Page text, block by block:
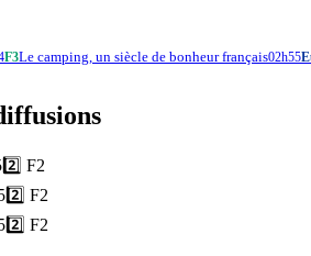
F3Le camping, un siècle de bonheur français02h55
2️⃣ F2
2️⃣ F2
2️⃣ F2